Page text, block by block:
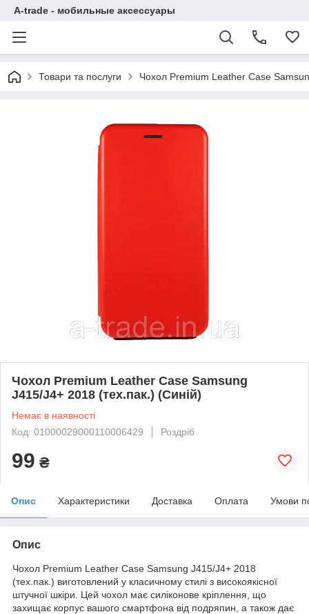
A-trade - мобильные аксессуары
Товари та послуги Чохол Premium Leather Case
Чохол Premium Leather Case Samsung
J415/J4+ 2018 (тех.пак.) (Синій)
Немає в наявності
Код: 01000029000110006429
Роздріб
99 ₴
Опис Характеристики Доставка Оплата Умови
Опис
Чохол Premium Leather Case Samsung J415/J4+ 2018
(тех.пак.) виготовлений у класичному стилі з високоякісної
штучної шкіри. Цей чохол має силіконове кріплення, що
захищає корпус вашого смартфона від подряпин, а також дає